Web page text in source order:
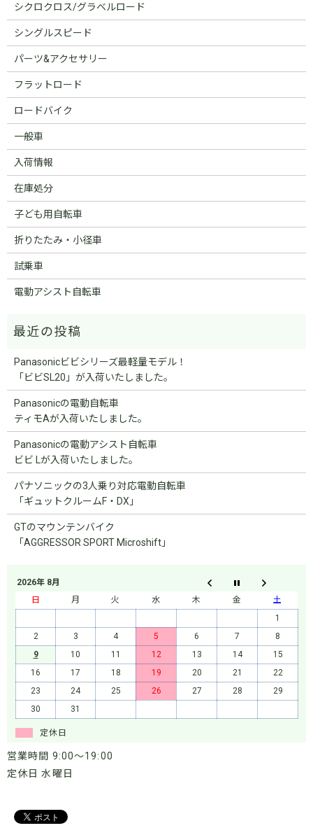
シクロクロス/グラベルロード
シングルスピード
パーツ&アクセサリー
フラットロード
ロードバイク
一般車
入荷情報
在庫処分
子ども用自転車
折りたたみ・小径車
試乗車
電動アシスト自転車
Panasonicビビシリーズ最軽量モデル！
「ビビSL20」が入荷いたしました。
Panasonicの電動自転車
ティモAが入荷いたしました。
Panasonicの電動アシスト自転車
ビビ Lが入荷いたしました。
パナソニックの3人乗り対応電動自転車
「ギュットクルームF・DX」
GTのマウンテンバイク
「AGGRESSOR SPORT Microshift」
2026年 8月
日
月 火 水 木 金
土
1
2
3 4 5 6 7
8
9
10 11 12 13 14
15
16
17 18 19 20 21
22
23
24 25 26 27 28
29
30
31
定休日
営業時間 9:00～19:00
定休日 水曜日